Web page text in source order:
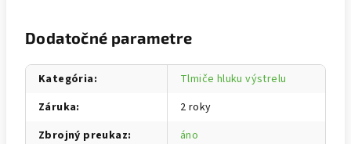
Dodatočné parametre
Kategória:
Tlmiče hluku výstrelu
Záruka:
2 roky
Zbrojný preukaz:
áno